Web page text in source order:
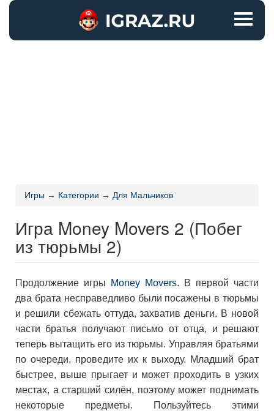
Игры → Категории → Для Мальчиков
Игра Money Movers 2 (Побег
из тюрьмы 2)
Продолжение игры Money Movers. В первой части
два брата несправедливо были посажены в тюрьмы
и решили сбежать оттуда, захватив деньги. В новой
части братья получают письмо от отца, и решают
теперь вытащить его из тюрьмы. Управляя братьями
по очереди, проведите их к выходу. Младший брат
быстрее, выше прыгает и может проходить в узких
местах, а старший силён, поэтому может поднимать
некоторые предметы. Пользуйтесь этими